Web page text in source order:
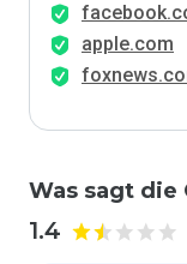
apple.com
Was sagt die
1.4